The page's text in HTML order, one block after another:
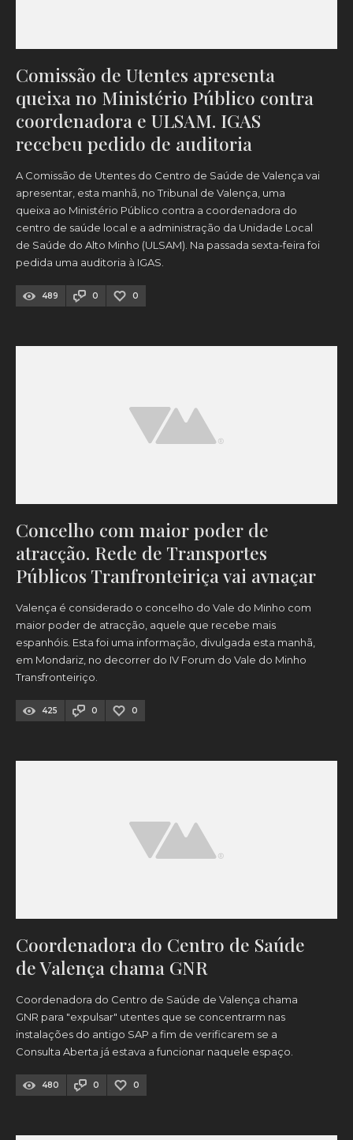
Comissão de Utentes apresenta
queixa no Ministério Público contra
coordenadora e ULSAM. IGAS
recebeu pedido de auditoria
A Comissão de Utentes do Centro de Saúde de Valença vai
apresentar, esta manhã, no Tribunal de Valença, uma
queixa ao Ministério Público contra a coordenadora do
centro de saúde local e a administração da Unidade Local
de Saúde do Alto Minho (ULSAM). Na passada sexta-feira foi
pedida uma auditoria à IGAS.
489 0 0
Concelho com maior poder de
atracção. Rede de Transportes
Públicos Tranfronteiriça vai avnaçar
Valença é considerado o concelho do Vale do Minho com
maior poder de atracção, aquele que recebe mais
espanhóis. Esta foi uma informação, divulgada esta manhã,
em Mondariz, no decorrer do IV Forum do Vale do Minho
Transfronteiriço.
425 0 0
Coordenadora do Centro de Saúde
de Valença chama GNR
Coordenadora do Centro de Saúde de Valença chama
GNR para "expulsar" utentes que se concentrarm nas
instalações do antigo SAP a fim de verificarem se a
Consulta Aberta já estava a funcionar naquele espaço.
480 0 0